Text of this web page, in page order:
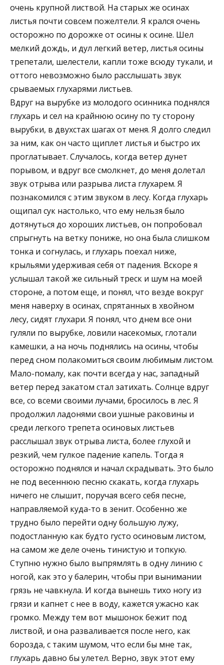
очень крупной листвой. На старых же осинах
листья почти совсем пожелтели. Я крался очень
осторожно по дорожке от осины к осине. Шел
мелкий дождь, и дул легкий ветер, листья осины
трепетали, шелестели, капли тоже всюду тукали, и
оттого невозможно было расслышать звук
срываемых глухарями листьев.
Вдруг на вырубке из молодого осинника поднялся
глухарь и сел на крайнюю осину по ту сторону
вырубки, в двухстах шагах от меня. Я долго следил
за ним, как он часто щиплет листья и быстро их
проглатывает. Случалось, когда ветер дунет
порывом, и вдруг все смолкнет, до меня долетал
звук отрыва или разрыва листа глухарем. Я
познакомился с этим звуком в лесу. Когда глухарь
ощипал сук настолько, что ему нельзя было
дотянуться до хороших листьев, он попробовал
спрыгнуть на ветку пониже, но она была слишком
тонка и согнулась, и глухарь поехал ниже,
крыльями удерживая себя от падения. Вскоре я
услышал такой же сильный треск и шум на моей
стороне, а потом еще, и понял, что везде вокруг
меня наверху в осинах, спрятанных в хвойном
лесу, сидят глухари. Я понял, что днем все они
гуляли по вырубке, ловили насекомых, глотали
камешки, а на ночь поднялись на осины, чтобы
перед сном полакомиться своим любимым листом.
Мало-помалу, как почти всегда у нас, западный
ветер перед закатом стал затихать. Солнце вдруг
все, со всеми своими лучами, бросилось в лес. Я
продолжил ладонями свои ушные раковины и
среди легкого трепета осиновых листьев
расслышал звук отрыва листа, более глухой и
резкий, чем гулкое падение капель. Тогда я
осторожно поднялся и начал скрадывать. Это было
не под весеннюю песню скакать, когда глухарь
ничего не слышит, поручая всего себя песне,
направляемой куда-то в зенит. Особенно же
трудно было перейти одну большую лужу,
подостланную как будто густо осиновым листом,
на самом же деле очень тинистую и топкую.
Ступню нужно было выпрямлять в одну линию с
ногой, как это у балерин, чтобы при вынимании
грязь не чавкнула. И когда вынешь тихо ногу из
грязи и капнет с нее в воду, кажется ужасно как
громко. Между тем вот мышонок бежит под
листвой, и она разваливается после него, как
борозда, с таким шумом, что если бы мне так,
глухарь давно бы улетел. Верно, звук этот ему